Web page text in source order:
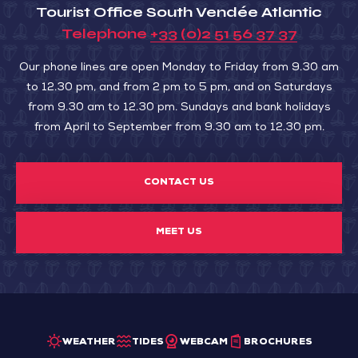
Tourist Office South Vendée Atlantic
Telephone +33 (0)2 51 56 37 37
Our phone lines are open Monday to Friday from 9.30 am
to 12.30 pm, and from 2 pm to 5 pm, and on Saturdays
from 9.30 am to 12.30 pm. Sundays and bank holidays
from April to September from 9.30 am to 12.30 pm.
CONTACT US
MEET US
WEATHER TIDES WEBCAM BROCHURES